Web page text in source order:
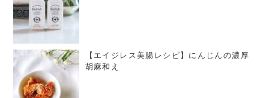
【エイジレス美腸レシピ】にんじんの濃厚
胡麻和え